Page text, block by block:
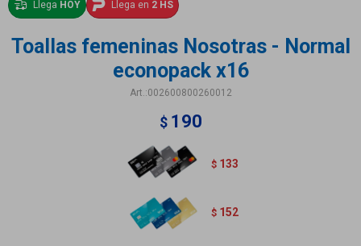
Llega HOY Llega en 2 HS
Toallas femeninas Nosotras - Normal
econopack x16
002600800260012
$ 190
$ 133
$ 152